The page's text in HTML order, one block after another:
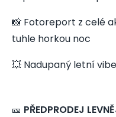
📸 Fotoreport z celé
tuhle horkou noc
💥 Nadupaný letní
🎫 PŘEDPRODEJ